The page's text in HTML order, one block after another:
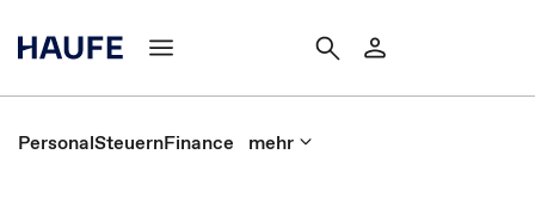
PersonalSteuernFinance mehr